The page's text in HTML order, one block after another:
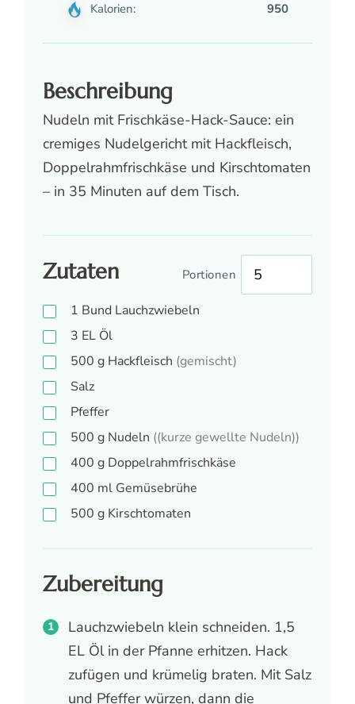
Kalorien: 950
Beschreibung
Nudeln mit Frischkäse-Hack-Sauce: ein
cremiges Nudelgericht mit Hackfleisch,
Doppelrahmfrischkäse und Kirschtomaten
– in 35 Minuten auf dem Tisch.
Zutaten Portionen
1 Bund Lauchzwiebeln
3 EL Öl
500 g Hackfleisch (gemischt)
Salz
Pfeffer
500 g Nudeln ((kurze gewellte Nudeln))
400 g Doppelrahmfrischkäse
400 ml Gemüsebrühe
500 g Kirschtomaten
Zubereitung
Lauchzwiebeln klein schneiden. 1,5
EL Öl in der Pfanne erhitzen. Hack
zufügen und krümelig braten. Mit Salz
und Pfeffer würzen, dann die